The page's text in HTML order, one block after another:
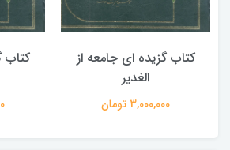
کتاب گزیده ای جامعه از
الغدیر
3,000,000 تومان
کتاب